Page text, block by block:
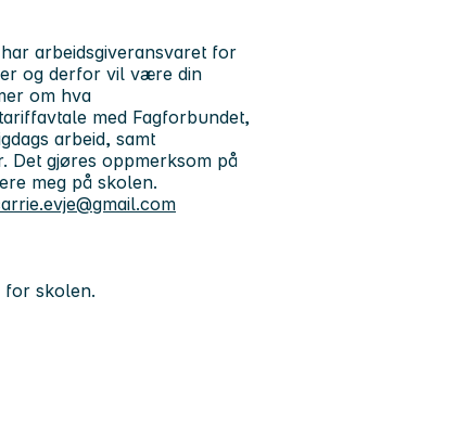
arbeidsgiveransvaret for
og derfor vil være din
om hva
med Fagforbundet,
arbeid, samt
Det gjøres oppmerksom på
meg på skolen.
for skolen.